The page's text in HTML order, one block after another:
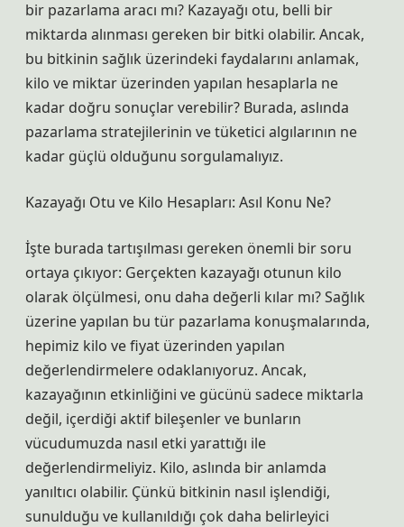
bir pazarlama aracı mı? Kazayağı otu, belli bir
miktarda alınması gereken bir bitki olabilir. Ancak,
bu bitkinin sağlık üzerindeki faydalarını anlamak,
kilo ve miktar üzerinden yapılan hesaplarla ne
kadar doğru sonuçlar verebilir? Burada, aslında
pazarlama stratejilerinin ve tüketici algılarının ne
kadar güçlü olduğunu sorgulamalıyız.
Kazayağı Otu ve Kilo Hesapları: Asıl Konu Ne?
İşte burada tartışılması gereken önemli bir soru
ortaya çıkıyor: Gerçekten kazayağı otunun kilo
olarak ölçülmesi, onu daha değerli kılar mı? Sağlık
üzerine yapılan bu tür pazarlama konuşmalarında,
hepimiz kilo ve fiyat üzerinden yapılan
değerlendirmelere odaklanıyoruz. Ancak,
kazayağının etkinliğini ve gücünü sadece miktarla
değil, içerdiği aktif bileşenler ve bunların
vücudumuzda nasıl etki yarattığı ile
değerlendirmeliyiz. Kilo, aslında bir anlamda
yanıltıcı olabilir. Çünkü bitkinin nasıl işlendiği,
sunulduğu ve kullanıldığı çok daha belirleyici